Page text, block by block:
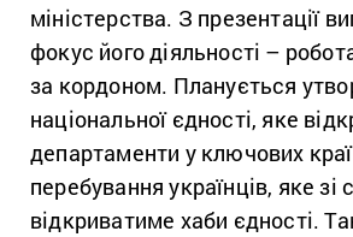
міністерства. З презентації
фокус його діяльності –
за кордоном. Планується
національної єдності, яке
департаменти у ключових
перебування українців, яке зі
відкриватиме хаби єдності.